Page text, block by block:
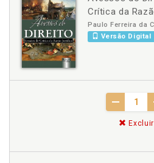
Crítica da
Paulo Ferreira da
Versão Digital
Excluir